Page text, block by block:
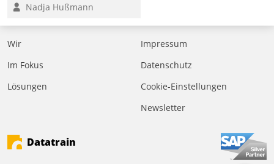
digitalen Cockpit, das
situationsbezogen
passende Fragen und
Eine intuitive
Dialogführung ermöglicht
effizienter zu bearbeiten.
Nadja Hußmann
Wir
Im Fokus
Lösungen
Impressum
Datenschutz
Cookie-Einstellungen
Newsletter
Datatrain